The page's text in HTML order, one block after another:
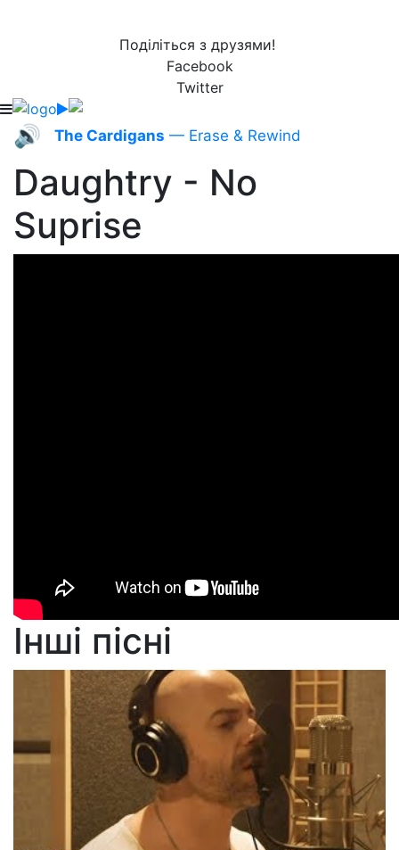
Поділіться з друзями!
Facebook
Twitter
🔊 The Cardigans — Erase & Rewind
Daughtry - No
Suprise
Інші пісні